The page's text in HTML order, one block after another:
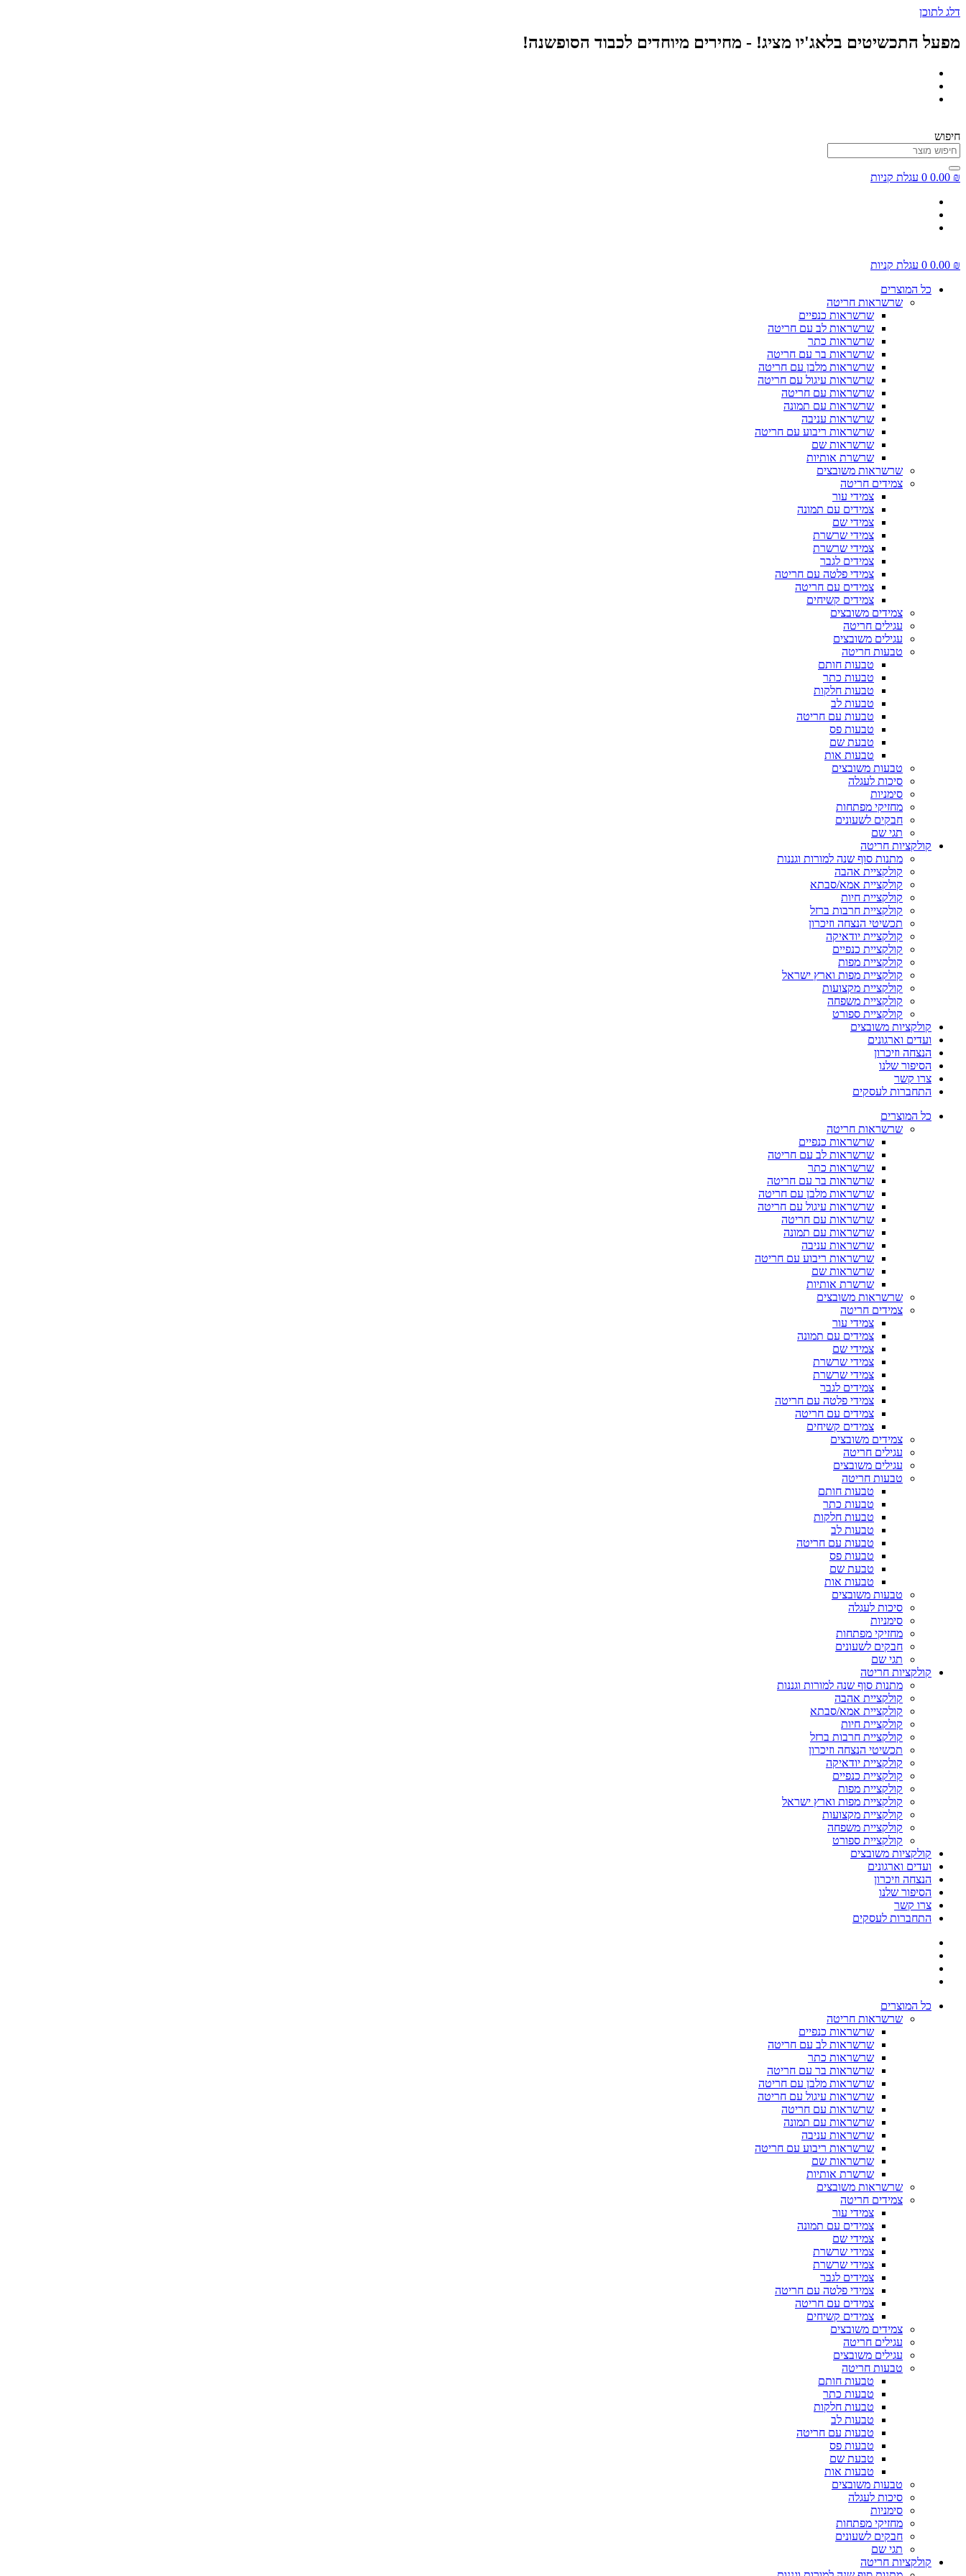
דלג לתוכן
מפעל התכשיטים בלאג'יו מציג! - מחירים מיוחדים לכבוד הסופשנה!
חיפוש
0.00 ₪
0 עגלת קניות
0.00 ₪
0 עגלת קניות
כל המוצרים
שרשראות חריטה
שרשראות כנפיים
שרשראות לב עם חריטה
שרשראות כתר
שרשראות בר עם חריטה
שרשראות מלבן עם חריטה
שרשראות עיגול עם חריטה
שרשראות עם חריטה
שרשראות עם תמונה
שרשראות עניבה
שרשראות ריבוע עם חריטה
שרשראות שם
שרשרת אותיות
שרשראות משובצים
צמידים חריטה
צמידי עור
צמידים עם תמונה
צמידי שם
צמידי שרשרת
צמידי שרשרת
צמידים לגבר
צמידי פלטה עם חריטה
צמידים עם חריטה
צמידים קשיחים
צמידים משובצים
עגילים חריטה
עגילים משובצים
טבעות חריטה
טבעות חותם
טבעות כתר
טבעות חלקות
טבעות לב
טבעות עם חריטה
טבעות פס
טבעת שם
טבעות אות
טבעות משובצים
סיכות לעגלה
סימניות
מחזיקי מפתחות
חבקים לשעונים
תגי שם
קולקציות חריטה
מתנות סוף שנה למורות וגננות
קולקציית אהבה
קולקציית אמא/סבתא
קולקציית חיות
קולקציית חרבות ברזל
תכשיטי הנצחה וזיכרון
קולקציית יודאיקה
קולקציית כנפיים
קולקציית מפות
קולקציית מפות וארץ ישראל
קולקציית מקצועות
קולקציית משפחה
קולקציית ספורט
קולקציות משובצים
ועדים וארגונים
הנצחה וזיכרון
הסיפור שלנו
צרו קשר
התחברות לעסקים
כל המוצרים
שרשראות חריטה
שרשראות כנפיים
שרשראות לב עם חריטה
שרשראות כתר
שרשראות בר עם חריטה
שרשראות מלבן עם חריטה
שרשראות עיגול עם חריטה
שרשראות עם חריטה
שרשראות עם תמונה
שרשראות עניבה
שרשראות ריבוע עם חריטה
שרשראות שם
שרשרת אותיות
שרשראות משובצים
צמידים חריטה
צמידי עור
צמידים עם תמונה
צמידי שם
צמידי שרשרת
צמידי שרשרת
צמידים לגבר
צמידי פלטה עם חריטה
צמידים עם חריטה
צמידים קשיחים
צמידים משובצים
עגילים חריטה
עגילים משובצים
טבעות חריטה
טבעות חותם
טבעות כתר
טבעות חלקות
טבעות לב
טבעות עם חריטה
טבעות פס
טבעת שם
טבעות אות
טבעות משובצים
סיכות לעגלה
סימניות
מחזיקי מפתחות
חבקים לשעונים
תגי שם
קולקציות חריטה
מתנות סוף שנה למורות וגננות
קולקציית אהבה
קולקציית אמא/סבתא
קולקציית חיות
קולקציית חרבות ברזל
תכשיטי הנצחה וזיכרון
קולקציית יודאיקה
קולקציית כנפיים
קולקציית מפות
קולקציית מפות וארץ ישראל
קולקציית מקצועות
קולקציית משפחה
קולקציית ספורט
קולקציות משובצים
ועדים וארגונים
הנצחה וזיכרון
הסיפור שלנו
צרו קשר
התחברות לעסקים
כל המוצרים
שרשראות חריטה
שרשראות כנפיים
שרשראות לב עם חריטה
שרשראות כתר
שרשראות בר עם חריטה
שרשראות מלבן עם חריטה
שרשראות עיגול עם חריטה
שרשראות עם חריטה
שרשראות עם תמונה
שרשראות עניבה
שרשראות ריבוע עם חריטה
שרשראות שם
שרשרת אותיות
שרשראות משובצים
צמידים חריטה
צמידי עור
צמידים עם תמונה
צמידי שם
צמידי שרשרת
צמידי שרשרת
צמידים לגבר
צמידי פלטה עם חריטה
צמידים עם חריטה
צמידים קשיחים
צמידים משובצים
עגילים חריטה
עגילים משובצים
טבעות חריטה
טבעות חותם
טבעות כתר
טבעות חלקות
טבעות לב
טבעות עם חריטה
טבעות פס
טבעת שם
טבעות אות
טבעות משובצים
סיכות לעגלה
סימניות
מחזיקי מפתחות
חבקים לשעונים
תגי שם
קולקציות חריטה